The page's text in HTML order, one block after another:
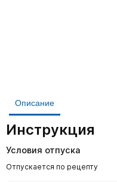
Описание
Инструкция
Условия отпуска
Отпускается по рецепту